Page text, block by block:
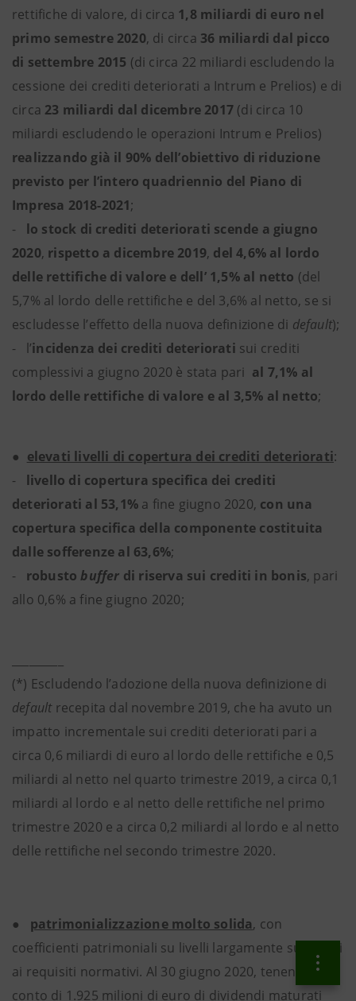
rettifiche di valore, di circa 1,8 miliardi di euro nel
primo semestre 2020, di circa 36 miliardi dal picco
di settembre 2015 (di circa 22 miliardi escludendo la
cessione dei crediti deteriorati a Intrum e Prelios) e di
circa 23 miliardi dal dicembre 2017 (di circa 10
miliardi escludendo le operazioni Intrum e Prelios)
realizzando già il 90% dell’obiettivo di riduzione
previsto per l’intero quadriennio del Piano di
Impresa 2018-2021;
- lo stock di crediti deteriorati scende a giugno
2020, rispetto a dicembre 2019, del 4,6% al lordo
delle rettifiche di valore e dell’ 1,5% al netto (del
5,7% al lordo delle rettifiche e del 3,6% al netto, se si
escludesse l’effetto della nuova definizione di default);
- l’incidenza dei crediti deteriorati sui crediti
complessivi a giugno 2020 è stata pari al 7,1% al
lordo delle rettifiche di valore e al 3,5% al netto;
● elevati livelli di copertura dei crediti deteriorati:
- livello di copertura specifica dei crediti
deteriorati al 53,1% a fine giugno 2020, con una
copertura specifica della componente costituita
dalle sofferenze al 63,6%;
- robustobuffer di riserva sui crediti in bonis, pari
allo 0,6% a fine giugno 2020;
(*) Escludendo l’adozione della nuova definizione di
default recepita dal novembre 2019, che ha avuto un
impatto incrementale sui crediti deteriorati pari a
circa 0,6 miliardi di euro al lordo delle rettifiche e 0,5
miliardi al netto nel quarto trimestre 2019, a circa 0,1
miliardi al lordo e al netto delle rettifiche nel primo
trimestre 2020 e a circa 0,2 miliardi al lordo e al netto
delle rettifiche nel secondo trimestre 2020.
● patrimonializzazione molto solida, con
coefficienti patrimoniali su livelli largamente superiori
ai requisiti normativi. Al 30 giugno 2020, tenendo
conto di 1.925 milioni di euro di dividendi maturati